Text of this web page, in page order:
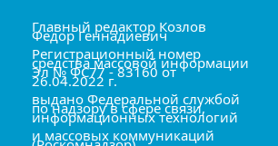
Главный редактор Козлов
Фёдор Геннадиевич
Регистрационный номер
средства массовой информации
Эл № ФС77 - 83160 от
26.04.2022 г.
выдано Федеральной службой
по надзору в сфере связи,
информационных технологий
и массовых коммуникаций